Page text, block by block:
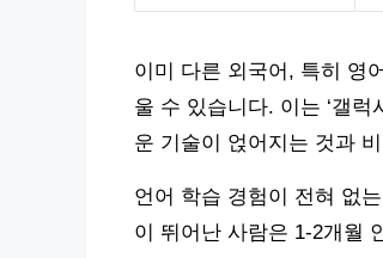
이미 다른 외국어, 특히 영
울 수 있습니다. 이는 ‘갤럭
운 기술이 얹어지는 것과
언어 학습 경험이 전혀 없
이 뛰어난 사람은 1-2개월